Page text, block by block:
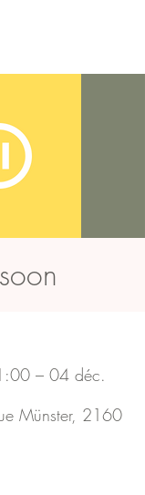
– 04 déc.
Münster, 2160